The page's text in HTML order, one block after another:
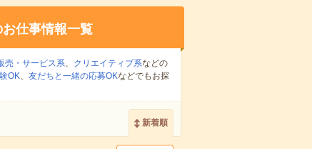
仕事情報一覧
売・サービス系、 クリエイティブ系などの
OK、 友だちと一緒の応募OKなどでもお探
新着順